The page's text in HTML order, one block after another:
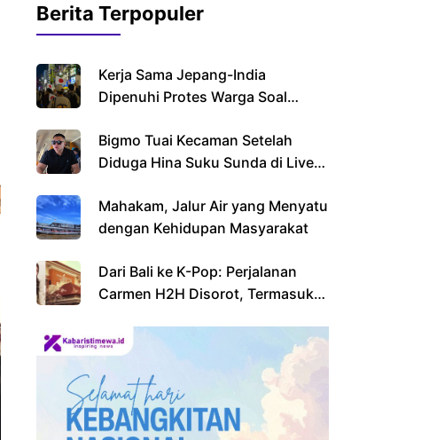
Berita Terpopuler
Kerja Sama Jepang-India
Dipenuhi Protes Warga Soal
Bigmo Tuai Kecaman Setelah
Diduga Hina Suku Sunda di Live
Mahakam, Jalur Air yang Menyatu
dengan Kehidupan Masyarakat
Dari Bali ke K-Pop: Perjalanan
Carmen H2H Disorot, Termasuk